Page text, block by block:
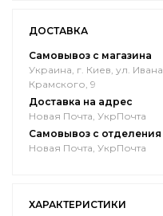
ДОСТАВКА
Самовывоз с магазина
Украина, г. Киев, ул. Ивана
Крамского, 9
Доставка на адрес
Новая Почта, УкрПочта
Самовывоз с отделения
Новая Почта, УкрПочта
ХАРАКТЕРИСТИКИ